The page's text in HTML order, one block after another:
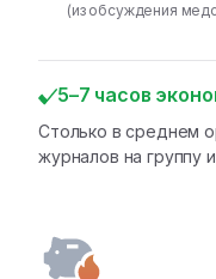
(из обсуждения
5–7 часов
Столько в среднем
журналов на группу